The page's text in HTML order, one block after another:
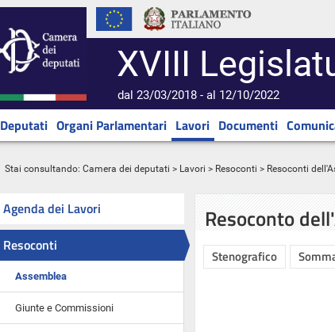
XVIII
dal 23/03/2018 - al 12/10/2022
Deputati Organi Parlamentari Lavori Documenti
Stai consultando: Camera dei deputati > Lavori > Resoconti > Resoconti
Agenda dei Lavori
Resoconti
Assemblea
Giunte e Commissioni
Resoconto
Stenografico